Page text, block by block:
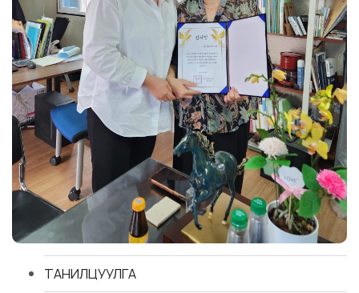
ТАНИЛЦУУЛГА